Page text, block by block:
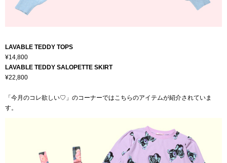
LAVABLE TEDDY TOPS
¥14,800
LAVABLE TEDDY SALOPETTE SKIRT
¥22,800
「今月のコレ欲しい♡」のコーナーではこちらのアイテムが紹介されていま
す。